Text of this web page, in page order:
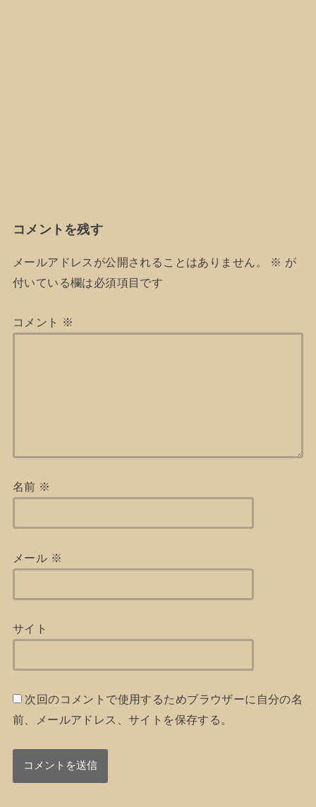
コメントを残す
メールアドレスが公開されることはありません。 ※ が
付いている欄は必須項目です
コメント ※
名前 ※
メール ※
サイト
次回のコメントで使用するためブラウザーに自分の名
前、メールアドレス、サイトを保存する。